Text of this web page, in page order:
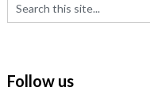
Follow us